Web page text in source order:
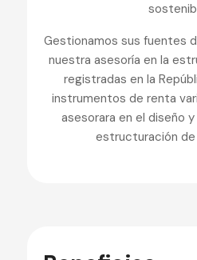
Gestionamos sus fuentes
nuestra asesoría en la
registradas en la
instrumentos de renta
asesorara en el diseño
estructuración de